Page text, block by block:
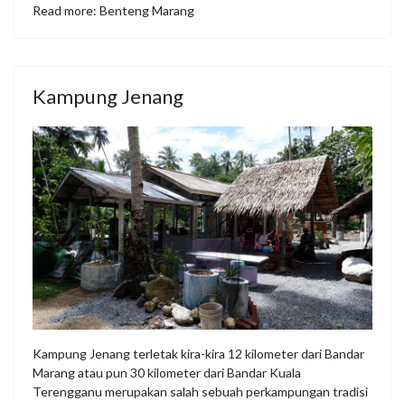
Read more: Benteng Marang
Kampung Jenang
Kampung Jenang terletak kira-kira 12 kilometer dari Bandar
Marang atau pun 30 kilometer dari Bandar Kuala
Terengganu merupakan salah sebuah perkampungan tradisi